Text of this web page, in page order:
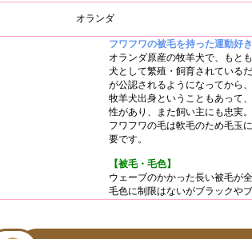
オランダ
フワフワの被毛を持った運動好
オランダ原産の牧羊犬で、もと
犬として繁殖・飼育されている
が公認されるようになってから
牧羊犬出身ということもあって
性があり、また飼い主にも忠実。
フワフワの毛は軟毛のため毛玉
要です。
【被毛・毛色】
ウェーブのかかった長い被毛が
毛色に制限はないがブラックや